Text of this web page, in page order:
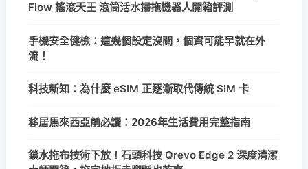
Flow 搖滾天王 滾筒活水掃拖機器人開箱評測
手機安全健檢：這幾個設定沒關，個資可能早就在外
流！
科技新知：為什麼 eSIM 正逐漸取代傳統 SIM 卡
移居馬來西亞前必讀：2026年生活費用完整指南
鎖水拖布技術下放！石頭科技 Qrevo Edge 2 深度清潔